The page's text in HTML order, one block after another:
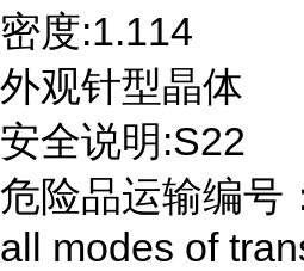
密度:1.114
外观针型晶体
安全说明:S22
危险品运输编号
all modes of